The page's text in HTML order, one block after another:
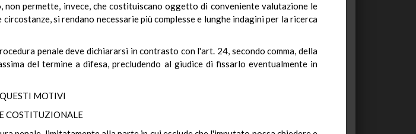
non permette, invece, che costituiscano oggetto di conveniente valutazione le
si rendano necessarie più complesse e lunghe indagini per la ricerca
penale deve dichiararsi in contrasto con l'art. 24, secondo comma, della
del termine a difesa, precludendo al giudice di fissarlo eventualmente in
MOTIVI
COSTITUZIONALE